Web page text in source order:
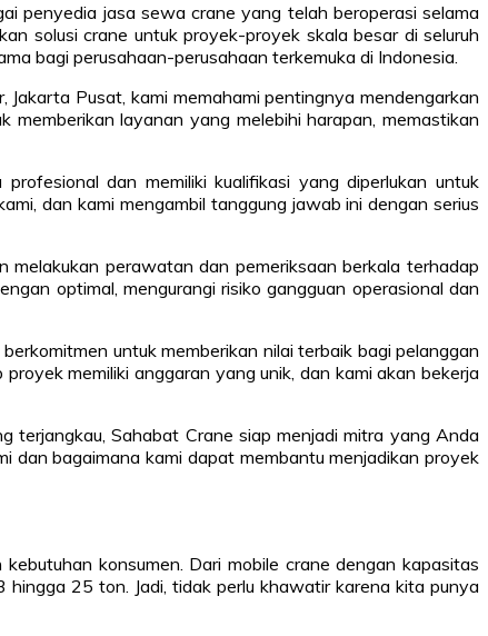
penyedia jasa sewa crane yang telah beroperasi selama
solusi crane untuk proyek-proyek skala besar di seluruh
bagi perusahaan-perusahaan terkemuka di Indonesia.
Pusat, kami memahami pentingnya mendengarkan
layanan yang melebihi harapan, memastikan
dan memiliki kualifikasi yang diperlukan untuk
dan kami mengambil tanggung jawab ini dengan serius
perawatan dan pemeriksaan berkala terhadap
optimal, mengurangi risiko gangguan operasional dan
untuk memberikan nilai terbaik bagi pelanggan
memiliki anggaran yang unik, dan kami akan bekerja
terjangkau, Sahabat Crane siap menjadi mitra yang Anda
dan bagaimana kami dapat membantu menjadikan proyek
konsumen. Dari mobile crane dengan kapasitas
25 ton. Jadi, tidak perlu khawatir karena kita punya